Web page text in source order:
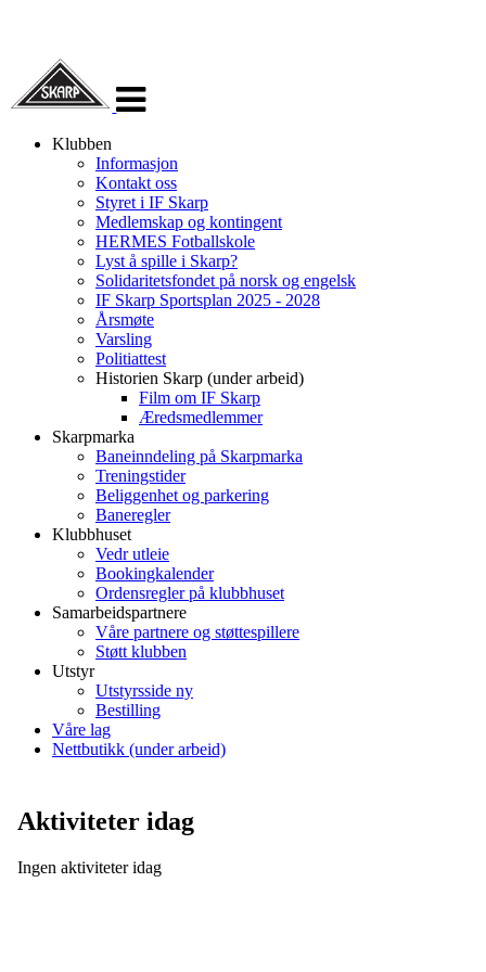
navigasjon
Klubben
Informasjon
Kontakt oss
Styret i IF Skarp
Medlemskap og kontingent
HERMES Fotballskole
Lyst å spille i Skarp?
Solidaritetsfondet på norsk og engelsk
IF Skarp Sportsplan 2025 - 2028
Årsmøte
Varsling
Politiattest
Historien Skarp (under arbeid)
Film om IF Skarp
Æredsmedlemmer
Skarpmarka
Baneinndeling på Skarpmarka
Treningstider
Beliggenhet og parkering
Baneregler
Klubbhuset
Vedr utleie
Bookingkalender
Ordensregler på klubbhuset
Samarbeidspartnere
Våre partnere og støttespillere
Støtt klubben
Utstyr
Utstyrsside ny
Bestilling
Våre lag
Nettbutikk (under arbeid)
Aktiviteter idag
Ingen aktiviteter idag